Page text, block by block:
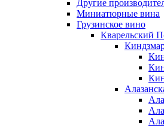
Другие
Миниатюрные вина
Грузинское вино
Кварельский